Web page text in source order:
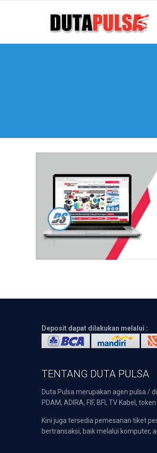
Deposit dapat dilakukan melalui :
TENTANG DUTA PULSA
Duta Pulsa merupakan agen pulsa /
PDAM, ADIRA, FIF, BFI, TV Kabel,
Kini juga tersedia pemesanan tiket
bertransaksi, baik melalui komputer,